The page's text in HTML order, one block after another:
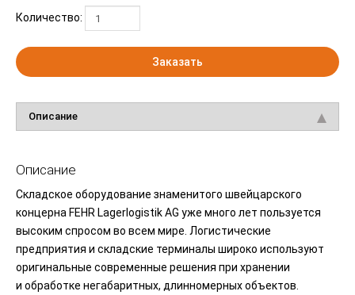
Количество:
Заказать
Описание
Описание
Складское оборудование знаменитого швейцарского
концерна FEHR Lagerlogistik AG уже много лет пользуется
высоким спросом во всем мире. Логистические
предприятия и складские терминалы широко используют
оригинальные современные решения при хранении
и обработке негабаритных, длинномерных объектов.